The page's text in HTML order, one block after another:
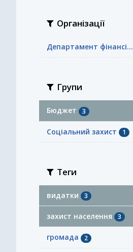
Організації
Департамент фінансі...
Групи
Бюджет 3
Соціальний захист 1
Теги
видатки 3
захист населення 3
громада 2